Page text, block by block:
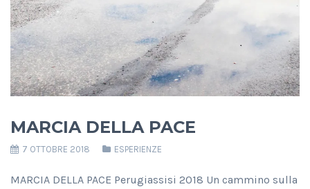
MARCIA DELLA PACE
7 OTTOBRE 2018 ESPERIENZE
MARCIA DELLA PACE Perugiassisi 2018 Un cammino sulla